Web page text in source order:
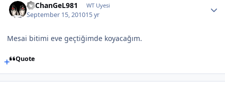
aRChanGeL981 WT Uyesi
September 15, 201015 yr
Mesai bitimi eve geçtiğimde koyacağım.
Quote